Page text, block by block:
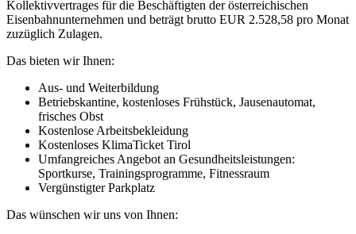
Kollektivvertrages für die Beschäftigten der österreichischen
Eisenbahnunternehmen und beträgt brutto EUR 2.528,58 pro Monat
zuzüglich Zulagen.
Das bieten wir Ihnen:
Aus- und Weiterbildung
Betriebskantine, kostenloses Frühstück, Jausenautomat,
frisches Obst
Kostenlose Arbeitsbekleidung
Kostenloses KlimaTicket Tirol
Umfangreiches Angebot an Gesundheitsleistungen:
Sportkurse, Trainingsprogramme, Fitnessraum
Vergünstigter Parkplatz
Das wünschen wir uns von Ihnen: